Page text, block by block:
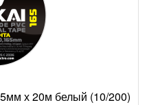
х 20м белый (10/200)